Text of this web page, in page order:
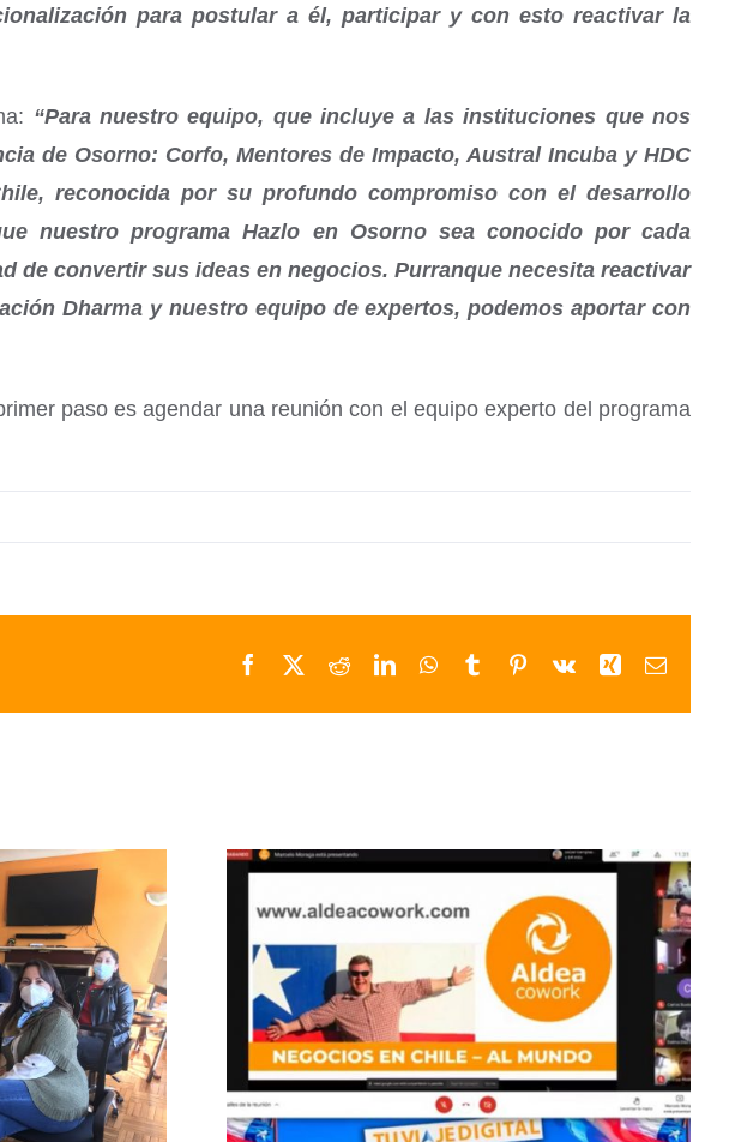
para postular a él, participar y con esto reactivar la
“Para nuestro equipo, que incluye a las instituciones que nos
de Osorno: Corfo, Mentores de Impacto, Austral Incuba y HDC
reconocida por su profundo compromiso con el desarrollo
nuestro programa Hazlo en Osorno sea conocido por cada
de convertir sus ideas en negocios. Purranque necesita reactivar
Dharma y nuestro equipo de expertos, podemos aportar con
paso es agendar una reunión con el equipo experto del programa
Facebook RedditLinkedInWhatsApp
TumblrPinterest
Vk XingCorreo